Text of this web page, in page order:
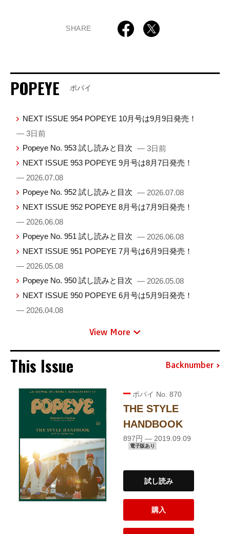
SHARE
POPEYE ポパイ
NEXT ISSUE 954 POPEYE 10月号は9月9日発売！
— 3日前
Popeye No. 953 試し読みと目次 — 3日前
NEXT ISSUE 953 POPEYE 9月号は8月7日発売！
— 2026.07.08
Popeye No. 952 試し読みと目次 — 2026.07.08
NEXT ISSUE 952 POPEYE 8月号は7月9日発売！
— 2026.06.08
Popeye No. 951 試し読みと目次 — 2026.06.08
NEXT ISSUE 951 POPEYE 7月号は6月9日発売！
— 2026.05.08
Popeye No. 950 試し読みと目次 — 2026.05.08
NEXT ISSUE 950 POPEYE 6月号は5月9日発売！
— 2026.04.08
View More
This Issue Backnumber
ポパイ No. 870
THE STYLE
HANDBOOK
897円 — 2019.09.09
電子版あり
試し読み
購入